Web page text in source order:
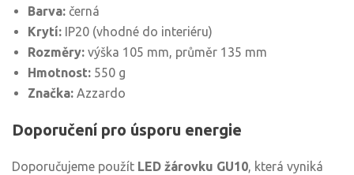
Barva: černá
Krytí: IP20 (vhodné do interiéru)
Rozměry: výška 105 mm, průměr 135 mm
Hmotnost: 550 g
Značka: Azzardo
Doporučení pro úsporu energie
Doporučujeme použít LED žárovku GU10, která vyniká